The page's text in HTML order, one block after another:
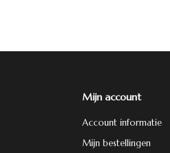
Mijn account
Account informatie
Mijn bestellingen